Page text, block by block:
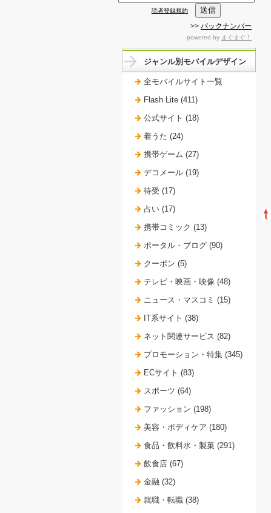
読者登録規約
>> バックナンバー
powered by まぐまぐ！
ジャンル別モバイルデザイン
全モバイルサイト一覧
Flash Lite (411)
公式サイト (18)
着うた (24)
携帯ゲーム (27)
デコメール (19)
待受 (17)
占い (17)
携帯コミック (13)
ポータル・ブログ (90)
クーポン (5)
テレビ・映画・映像 (48)
ニュース・マスコミ (15)
IT系サイト (38)
ネット関連サービス (82)
プロモーション・特集 (345)
ECサイト (83)
スポーツ (64)
ファッション (198)
美容・ボディケア (180)
食品・飲料水・製菓 (291)
飲食店 (67)
金融 (32)
就職・転職 (38)